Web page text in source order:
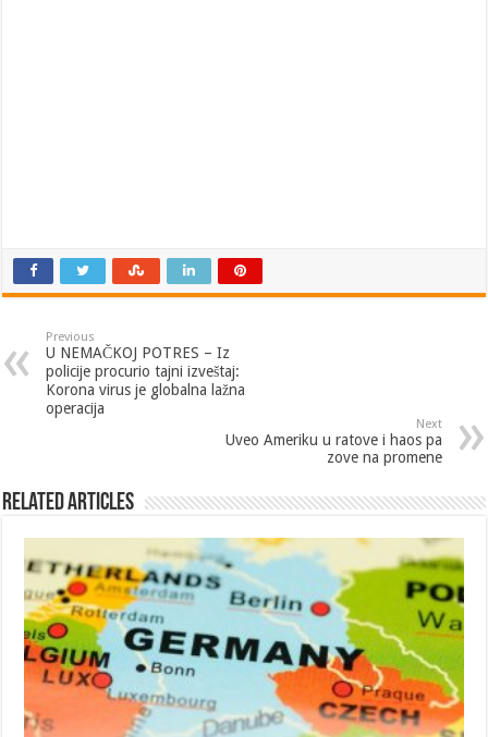
Previous
U NEMAČKOJ POTRES – Iz
policije procurio tajni izveštaj:
Korona virus je globalna lažna
operacija
Next
Uveo Ameriku u ratove i haos pa
zove na promene
Related Articles